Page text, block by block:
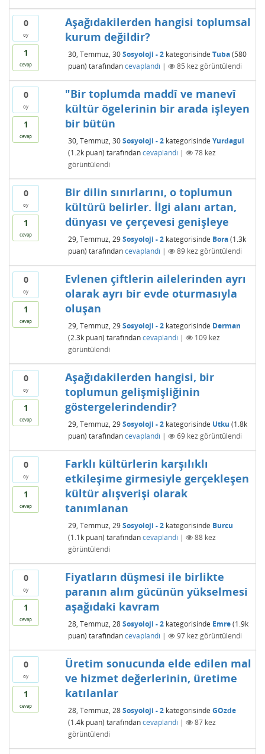
0
oy
1
cevap
Aşağıdakilerden hangisi toplumsal
kurum değildir?
30, Temmuz, 30 Sosyoloji - 2kategorisinde Tuba (580
puan) tarafından cevaplandı | 85 kez görüntülendi
0
oy
1
cevap
"Bir toplumda maddî ve manevî
kültür ögelerinin bir arada işleyen
bir bütün
30, Temmuz, 30 Sosyoloji - 2kategorisinde Yurdagul
(1.2kpuan) tarafından cevaplandı | 78kez
görüntülendi
0
oy
1
cevap
Bir dilin sınırlarını, o toplumun
kültürü belirler. İlgi alanı artan,
dünyası ve çerçevesi genişleye
29, Temmuz, 29 Sosyoloji - 2kategorisinde Bora (1.3k
puan) tarafından cevaplandı | 89kez görüntülendi
0
oy
1
cevap
Evlenen çiftlerin ailelerinden ayrı
olarak ayrı bir evde oturmasıyla
oluşan
29, Temmuz, 29 Sosyoloji - 2kategorisinde Derman
(2.3kpuan) tarafından cevaplandı | 109kez
görüntülendi
0
oy
1
cevap
Aşağıdakilerden hangisi, bir
toplumun gelişmişliğinin
göstergelerindendir?
29, Temmuz, 29 Sosyoloji - 2kategorisinde Utku (1.8k
puan) tarafından cevaplandı | 69kez görüntülendi
0
oy
1
cevap
Farklı kültürlerin karşılıklı
etkileşime girmesiyle gerçekleşen
kültür alışverişi olarak
tanımlanan
29, Temmuz, 29 Sosyoloji - 2kategorisinde Burcu
(1.1kpuan) tarafından cevaplandı | 88kez
görüntülendi
0
oy
1
cevap
Fiyatların düşmesi ile birlikte
paranın alım gücünün yükselmesi
aşağıdaki kavram
28, Temmuz, 28 Sosyoloji - 2kategorisinde Emre (1.9k
puan) tarafından cevaplandı | 97kez görüntülendi
0
oy
1
cevap
Üretim sonucunda elde edilen mal
ve hizmet değerlerinin, üretime
katılanlar
28, Temmuz, 28 Sosyoloji - 2kategorisinde GOzde
(1.4kpuan) tarafından cevaplandı | 87kez
görüntülendi